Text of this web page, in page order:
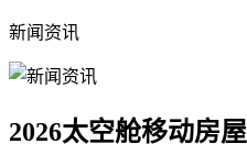
新闻资讯
2026太空舱移动房